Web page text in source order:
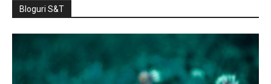
Bloguri S&T